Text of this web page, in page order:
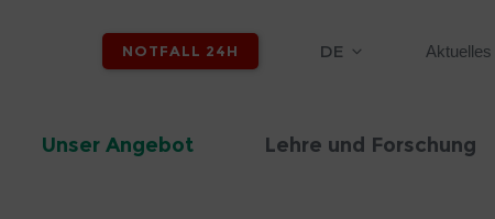
NOTFALL 24H DE Aktuelles
Unser Angebot Lehre und Forschung